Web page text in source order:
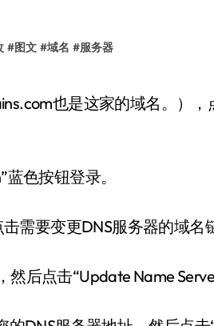
#图文 #域名 #服务器
色按钮登录。
需要变更DNS服务器的域名
后点击“Update Name